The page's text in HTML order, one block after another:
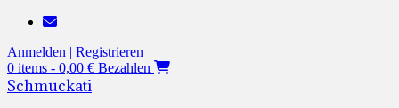
Zum
springen
Anmelden | Registrieren
0 items - 0,00 € Bezahlen
Schmuckati